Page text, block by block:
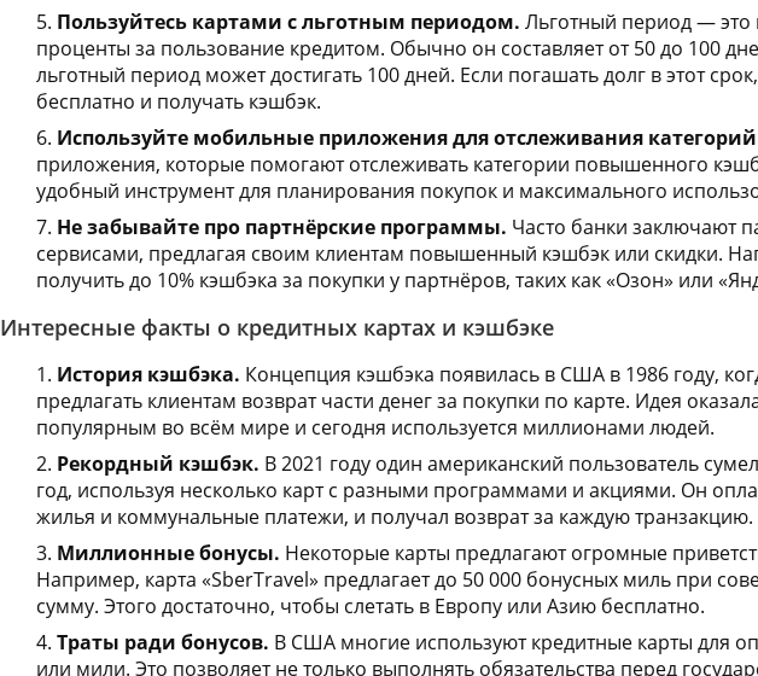
Пользуйтесь картами с льготным периодом. Льготный период — это
проценты за пользование кредитом. Обычно он составляет от 50 до 100
льготный период может достигать 100 дней. Если погашать долг в этот
бесплатно и получать кэшбэк.
Используйте мобильные приложения для отслеживания
приложения, которые помогают отслеживать категории повышенного
удобный инструмент для планирования покупок и максимального
Не забывайте про партнёрские программы. Часто банки заключают
сервисами, предлагая своим клиентам повышенный кэшбэк или скидки.
получить до 10% кэшбэка за покупки у партнёров, таких как «Озон» или
Интересные факты о кредитных картах и кэшбэке
История кэшбэка. Концепция кэшбэка появилась в США в 1986 году,
предлагать клиентам возврат части денег за покупки по карте. Идея
популярным во всём мире и сегодня используется миллионами людей.
Рекордный кэшбэк. В 2021 году один американский пользователь
год, используя несколько карт с разными программами и акциями. Он
жилья и коммунальные платежи, и получал возврат за каждую транзакцию.
Миллионные бонусы. Некоторые карты предлагают огромные
Например, карта «SberTravel» предлагает до 50 000 бонусных миль при
сумму. Этого достаточно, чтобы слетать в Европу или Азию бесплатно.
Траты ради бонусов. В США многие используют кредитные карты для
или мили. Это позволяет не только выполнять обязательства перед